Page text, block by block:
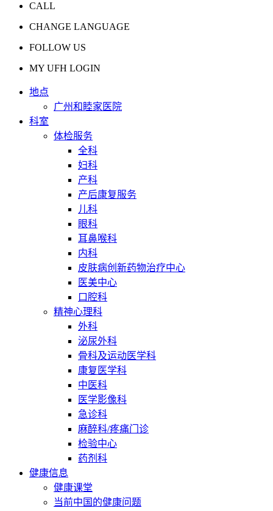
CALL
CHANGE LANGUAGE
FOLLOW US
MY UFH LOGIN
地点
广州和睦家医院
科室
体检服务
全科
妇科
产科
产后康复服务
儿科
眼科
耳鼻喉科
内科
皮肤病创新药物治疗中心
医美中心
口腔科
精神心理科
外科
泌尿外科
骨科及运动医学科
康复医学科
中医科
医学影像科
急诊科
麻醉科/疼痛门诊
检验中心
药剂科
健康信息
健康课堂
当前中国的健康问题